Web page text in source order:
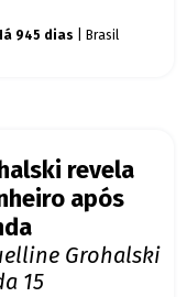
945 dias | Brasil
revela
após
Grohalski
15